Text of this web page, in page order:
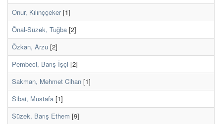
Onur, Kılınççeker[1]
Önal-Süzek, Tuğba [2]
Özkan, Arzu [2]
Pembeci, Barış İşçi [2]
Sakman, Mehmet Cihan [1]
Sibai, Mustafa [1]
Süzek, Barış Ethem [9]